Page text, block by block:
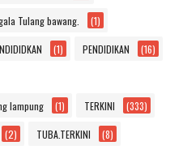
Tulang bawang. (1)
(1) PENDIDIKAN (16)
lampung (1) TERKINI (333)
(2) TUBA.TERKINI (8)